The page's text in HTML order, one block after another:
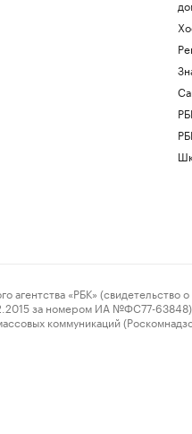
«РБК» (свидетельство о
за номером ИА №ФС77-63848)
коммуникаций